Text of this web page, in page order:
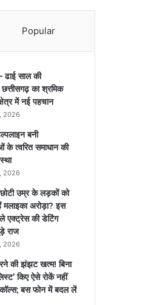
Popular
साल की
का श्रमिक
में नई पहचान
2026
बनी
त्वरित समाधान की
2026
उम्र के लड़कों को
अरोड़ा? इस
एक्ट्रेस की डेटिंग
राज
2026
की झंझट खत्म! बिना
किए ऐसे रोकें नहीं
कॉल्स; बस फोन में बदल लें